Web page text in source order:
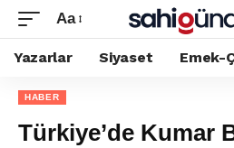
Aa
Yazarlar Siyaset Emek-
HABER
Türkiye’de Kumar